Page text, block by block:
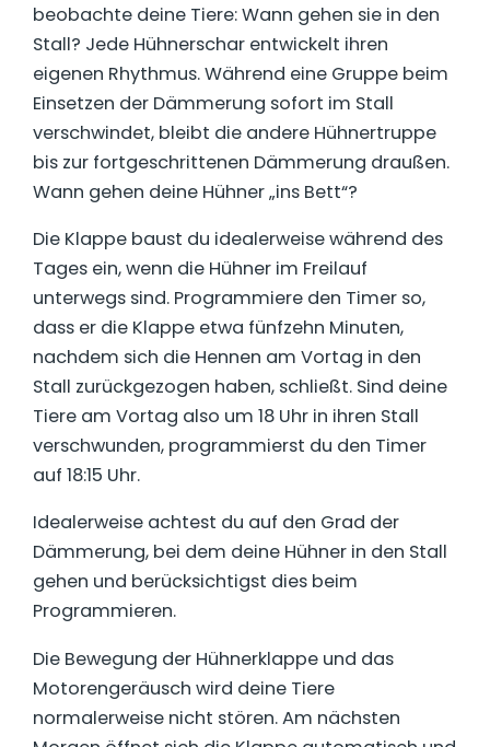
beobachte deine Tiere: Wann gehen sie in den
Stall? Jede Hühnerschar entwickelt ihren
eigenen Rhythmus. Während eine Gruppe beim
Einsetzen der Dämmerung sofort im Stall
verschwindet, bleibt die andere Hühnertruppe
bis zur fortgeschrittenen Dämmerung draußen.
Wann gehen deine Hühner „ins Bett“?
Die Klappe baust du idealerweise während des
Tages ein, wenn die Hühner im Freilauf
unterwegs sind. Programmiere den Timer so,
dass er die Klappe etwa fünfzehn Minuten,
nachdem sich die Hennen am Vortag in den
Stall zurückgezogen haben, schließt. Sind deine
Tiere am Vortag also um 18 Uhr in ihren Stall
verschwunden, programmierst du den Timer
auf 18:15 Uhr.
Idealerweise achtest du auf den Grad der
Dämmerung, bei dem deine Hühner in den Stall
gehen und berücksichtigst dies beim
Programmieren.
Die Bewegung der Hühnerklappe und das
Motorengeräusch wird deine Tiere
normalerweise nicht stören. Am nächsten